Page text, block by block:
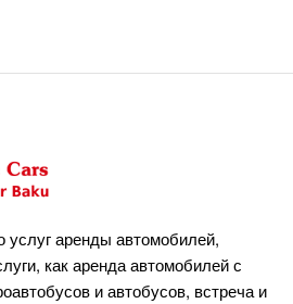
аренды автомобилей,
как аренда автомобилей с
и автобусов, встреча и